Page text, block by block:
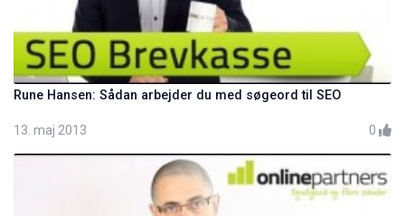
Rune Hansen: Sådan arbejder du med søgeord til SEO
13. maj 2013 0